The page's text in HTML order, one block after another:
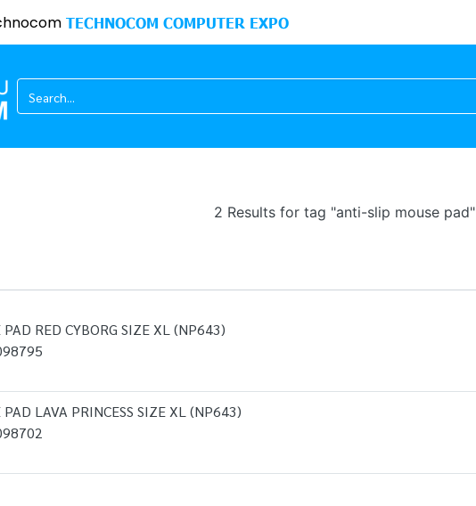
TECHNOCOM COMPUTER EXPO
2 Results for tag "anti-slip mouse pad"
PAD RED CYBORG SIZE XL (NP643)
PAD LAVA PRINCESS SIZE XL (NP643)